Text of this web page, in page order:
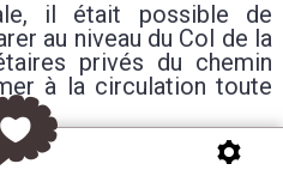
il était possible de
au niveau du Col de la
privés du chemin
à la circulation toute
mercredi